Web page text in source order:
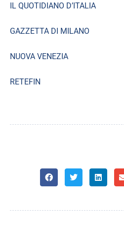
IL QUOTIDIANO D’ITALIA
GAZZETTA DI MILANO
NUOVA VENEZIA
RETEFIN